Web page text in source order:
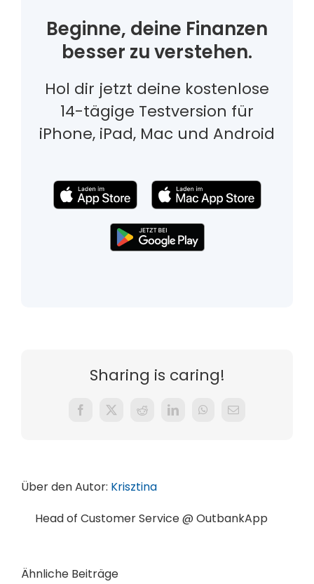
Beginne, deine Finanzen
besser zu verstehen.
Hol dir jetzt deine kostenlose
14-tägige Testversion für
iPhone, iPad, Mac und Android
Sharing is caring!
Facebook
X Reddit LinkedInWhatsApp
E-
Über den Autor: Krisztina
Head of Customer Service @ OutbankApp
Ähnliche Beiträge